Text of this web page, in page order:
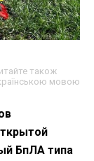
також
мовою
БпЛА типа